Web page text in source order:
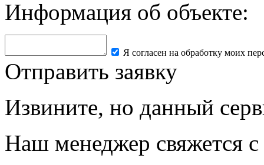
Информация об объекте:
Я согласен на обработку моих
Отправить заявку
Извините, но данный
Наш менеджер свяжется